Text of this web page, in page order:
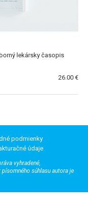
lekársky časopis
26.00 €
podmienky
údaje
vyhradené,
súhlasu autora je